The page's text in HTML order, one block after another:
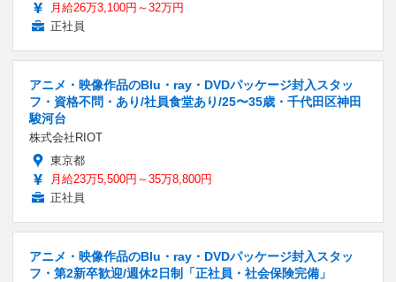
月給26万3,100円～32万円
正社員
アニメ・映像作品のBlu・ray・DVDパッケージ封入スタッ
フ・資格不問・あり/社員食堂あり/25〜35歳・千代田区神田
駿河台
株式会社RIOT
東京都
月給23万5,500円～35万8,800円
正社員
アニメ・映像作品のBlu・ray・DVDパッケージ封入スタッ
フ・第2新卒歓迎/週休2日制「正社員・社会保険完備」